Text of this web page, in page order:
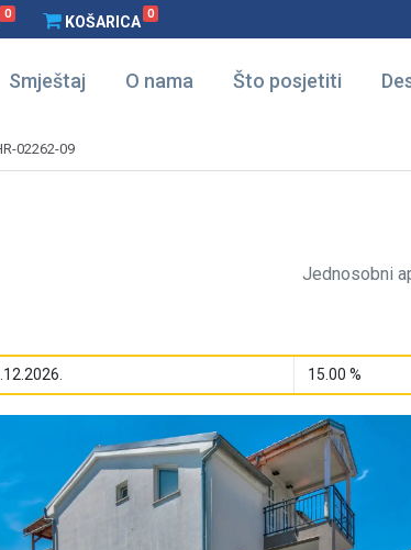
0 KOŠARICA 0
Smještaj O nama Što posjetiti
02262-09
Jednosobni
15.00 %